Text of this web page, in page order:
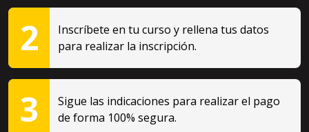
2
Inscríbete en tu curso y rellena tus datos
para realizar la inscripción.
3
Sigue las indicaciones para realizar el pago
de forma 100% segura.